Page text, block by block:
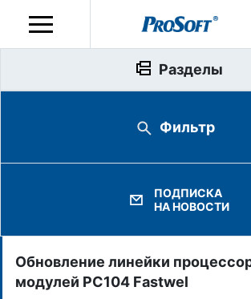
Обновление линейки
модулей РС104 Fastwel
Разделы
Фильтр
ПОДПИСКА
НА НОВОСТИ